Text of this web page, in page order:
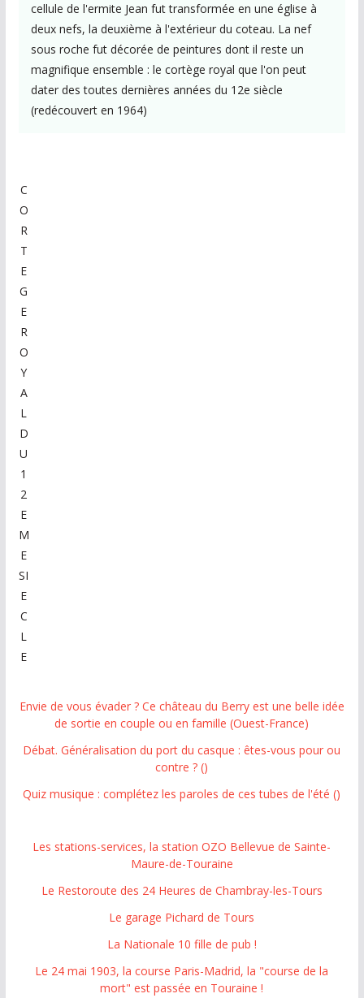
cellule de l'ermite Jean fut transformée en une église à
deux nefs, la deuxième à l'extérieur du coteau. La nef
sous roche fut décorée de peintures dont il reste un
magnifique ensemble : le cortège royal que l'on peut
dater des toutes dernières années du 12e siècle
(redécouvert en 1964)
C
O
R
T
E
G
E
R
O
Y
A
L
D
U
1
2
E
M
E
SI
E
C
L
E
Envie de vous évader ? Ce château du Berry est une belle idée
de sortie en couple ou en famille (Ouest-France)
Débat. Généralisation du port du casque : êtes-vous pour ou
contre ? ()
Quiz musique : complétez les paroles de ces tubes de l'été ()
Les stations-services, la station OZO Bellevue de Sainte-
Maure-de-Touraine
Le Restoroute des 24 Heures de Chambray-les-Tours
Le garage Pichard de Tours
La Nationale 10 fille de pub !
Le 24 mai 1903, la course Paris-Madrid, la "course de la
mort" est passée en Touraine !